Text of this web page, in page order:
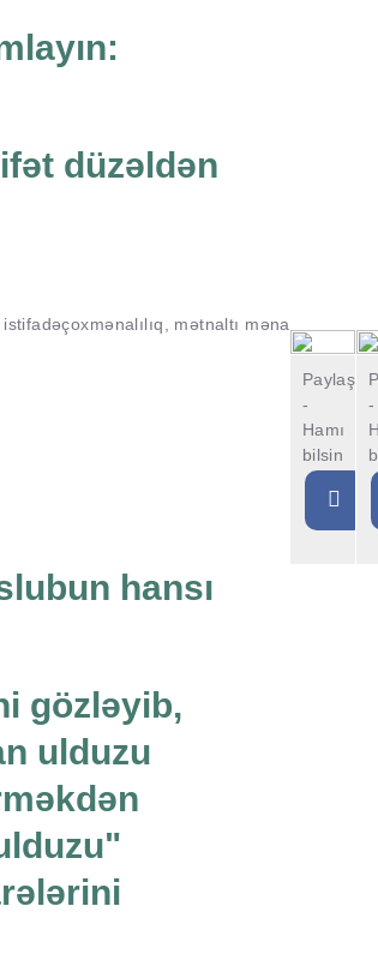
düzəldən
istifadəçoxmənalılıq, mətnaltı məna
Paylaşın
-
Hamı
bilsin
-
hansı
səni gözləyib,
dan ulduzu
dan ulduzu"